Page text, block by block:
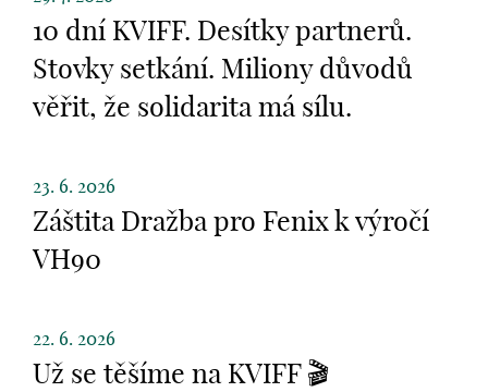
10 dní KVIFF. Desítky partnerů.
Stovky setkání. Miliony důvodů
věřit, že solidarita má sílu.
23. 6. 2026
Záštita Dražba pro Fenix k výročí
VH90
22. 6. 2026
Už se těšíme na KVIFF 🎬